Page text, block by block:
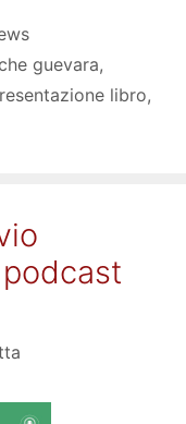
guevara,
libro,